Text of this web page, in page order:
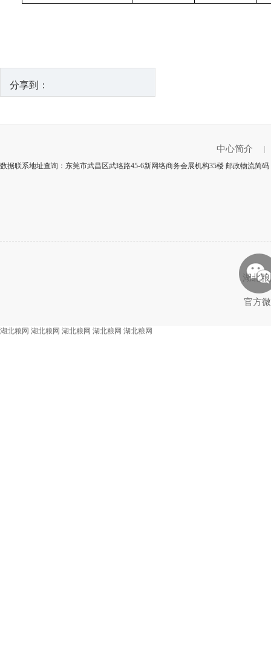
分享到：
中心简介
数据联系地址查询：东莞市武昌区武珞路45-6新网络商务会展机构35楼 邮政物流简
湖北
官方
湖北粮网 湖北粮网 湖北粮网 湖北粮网 湖北粮网